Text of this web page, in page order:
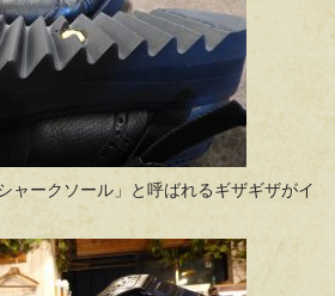
ャークソール」と呼ばれるギザギザがイ